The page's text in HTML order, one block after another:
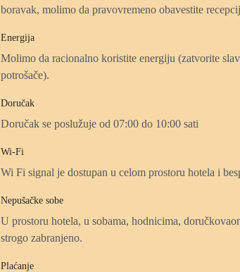
boravak, molimo da pravovremeno obavestite
Energija
Molimo da racionalno koristite energiju (zatvorite
potrošače).
Doručak
Doručak se poslužuje od 07:00 do 10:00 sati
Wi-Fi
Wi Fi signal je dostupan u celom prostoru hotela i
Nepušačke sobe
U prostoru hotela, u sobama, hodnicima,
strogo zabranjeno.
Plaćanje